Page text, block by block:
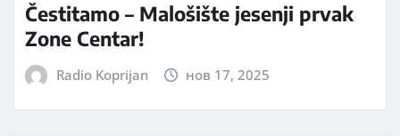
Čestitamo – Malošište jesenji prvak
Zone Centar!
Radio Koprijan нов 17, 2025